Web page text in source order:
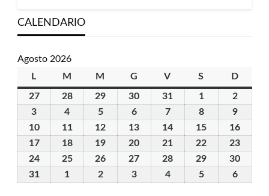
CALENDARIO
Agosto 2026
L
M martedì
M mercoledì
G giovedìV venerdì
S D
2727
Luglio
2026
2828
29 30 31 11
Agosto
2026
22
Agosto
2026
3
Agosto
2026
4
Agosto
2026
55
Agosto
2026
66
Agosto
2026
77
Agosto
2026
88
Agosto
2026
99
Agosto
2026
1010
Agosto
2026
1111
Agosto
2026
12
Agosto
13
Agosto
14
Agosto
15
Agosto
16
1717
Agosto
1818
Agosto
19
Agosto
20
Agosto
21
Agosto
22
Agosto
23
2424
Agosto
2525
Agosto
26
Agosto
27
Agosto
28
Agosto
29
Agosto
30
3131
1 22
33
44
55
66